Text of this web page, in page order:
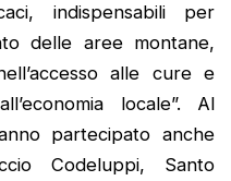
indispensabili per
delle aree montane,
alle cure e
locale”. Al
partecipato anche
Codeluppi, Santo